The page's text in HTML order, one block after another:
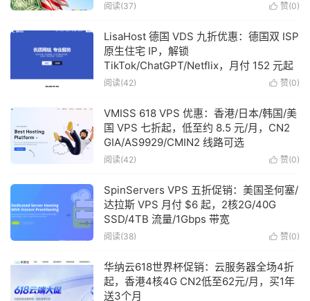
 赞(0)
阅读(37)
LisaHost 德国 VDS 九折优惠：德国双 ISP
原生住宅 IP，解锁
TikTok/ChatGPT/Netflix，月付 152 元起
 赞(0)
阅读(42)
VMISS 618 VPS 优惠：香港/日本/韩国/美
国 VPS 七折起，低至约 8.5 元/月，CN2
GIA/AS9929/CMIN2 线路可选
 赞(0)
阅读(42)
SpinServers VPS 五折促销：美国圣何塞/
达拉斯 VPS 月付 $6 起，2核2G/40G
SSD/4TB 流量/1Gbps 带宽
 赞(0)
阅读(38)
华纳云618世界杯促销：云服务器全场4折
起，香港4核4G CN2低至62元/月，买1年
送3个月